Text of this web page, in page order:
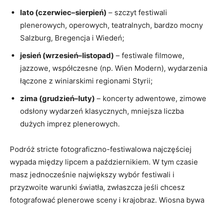
lato (czerwiec–sierpień) – szczyt festiwali
plenerowych, operowych, teatralnych, bardzo mocny
Salzburg, Bregencja i Wiedeń;
jesień (wrzesień–listopad) – festiwale filmowe,
jazzowe, współczesne (np. Wien Modern), wydarzenia
łączone z winiarskimi regionami Styrii;
zima (grudzień–luty) – koncerty adwentowe, zimowe
odsłony wydarzeń klasycznych, mniejsza liczba
dużych imprez plenerowych.
Podróż stricte fotograficzno-festiwalowa najczęściej
wypada między lipcem a październikiem. W tym czasie
masz jednocześnie największy wybór festiwali i
przyzwoite warunki światła, zwłaszcza jeśli chcesz
fotografować plenerowe sceny i krajobraz. Wiosna bywa